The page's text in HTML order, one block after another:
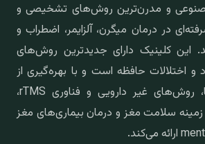
و مدرن‌ترین روش‌های تشخیصی و
در درمان میگرن، آلزایمر، اضطراب و
این کلینیک دارای جدیدترین روش‌های
اختلالات حافظه است و با بهره‌گیری از
پیشرفته‌ترین داروها، روش‌های غیر دارویی و فناوری rTMS،
سلامت مغز و درمان بیماری‌های مغز